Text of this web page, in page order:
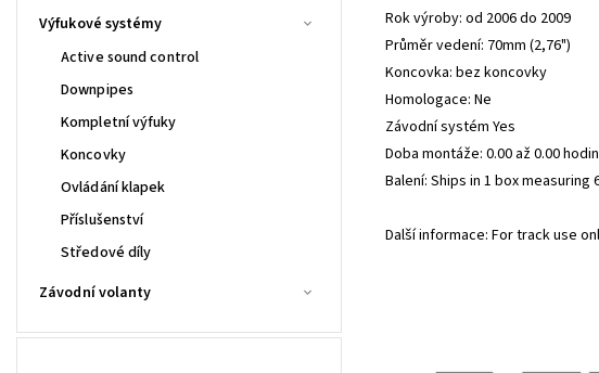
Výfukové systémy
Active sound control
Downpipes
Kompletní výfuky
Koncovky
Ovládání klapek
Příslušenství
Středové díly
Závodní volanty
Rok výroby: od 2006 do 2009
Průměr vedení: 70mm (2,76")
Koncovka: bez koncovky
Homologace: Ne
Závodní systém Yes
Doba montáže: 0.00 až 0.00
Balení: Ships in 1 box measuring
Další informace: For track use